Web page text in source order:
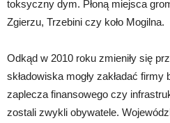
toksyczny dym. Płoną miejsca
Zgierzu, Trzebini czy koło Mogilna.
Odkąd w 2010 roku zmieniły się
składowiska mogły zakładać
zaplecza finansowego czy
zostali zwykli obywatele.